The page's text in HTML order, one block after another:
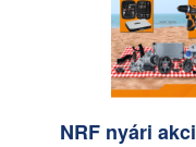
NRF nyári